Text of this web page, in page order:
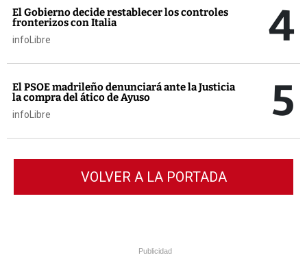
El Gobierno decide restablecer los controles
fronterizos con Italia
infoLibre 4
El PSOE madrileño denunciará ante la Justicia
la compra del ático de Ayuso
infoLibre 5
VOLVER A LA PORTADA
Publicidad